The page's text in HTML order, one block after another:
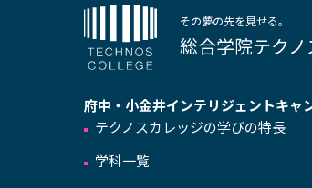
その夢の先を見せる。
総合学院テク
府中・小金井インテリジェントキャ
テクノスカレッジの学びの特長
学科一覧